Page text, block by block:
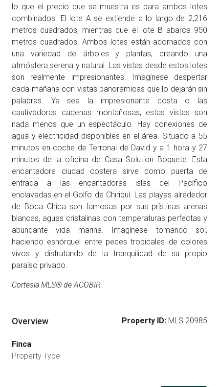
lo que el precio que se muestra es para ambos lotes
combinados. El lote A se extiende a lo largo de 2,216
metros cuadrados, mientras que el lote B abarca 950
metros cuadrados. Ambos lotes están adornados con
una variedad de árboles y plantas, creando una
atmósfera serena y natural. Las vistas desde estos lotes
son realmente impresionantes. Imagínese despertar
cada mañana con vistas panorámicas que lo dejarán sin
palabras. Ya sea la impresionante costa o las
cautivadoras cadenas montañosas, estas vistas son
nada menos que un espectáculo. Hay conexiones de
agua y electricidad disponibles en el área. Situado a 55
minutos en coche de Terronal de David y a 1 hora y 27
minutos de la oficina de Casa Solution Boquete. Esta
encantadora ciudad costera sirve como puerta de
entrada a las encantadoras islas del Pacífico
enclavadas en el Golfo de Chiriquí. Las playas alrededor
de Boca Chica son famosas por sus prístinas arenas
blancas, aguas cristalinas con temperaturas perfectas y
abundante vida marina. Imagínese tomando sol,
haciendo esnórquel entre peces tropicales de colores
vivos y disfrutando de la tranquilidad de su propio
paraíso privado.
Cortesía MLS® de ACOBIR
Overview Property ID: MLS 20985
Finca
Property Type